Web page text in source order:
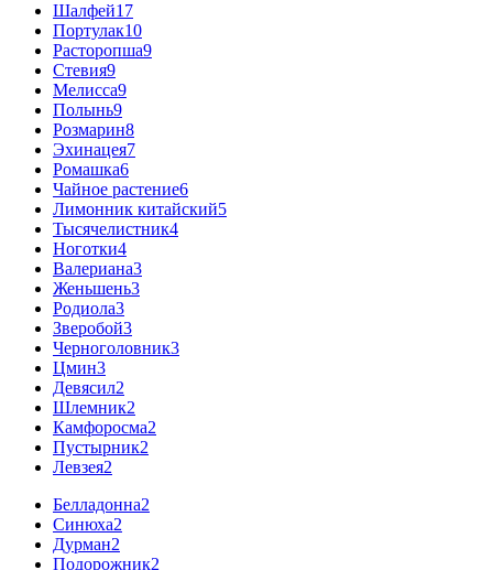
Шалфей17
Портулак10
Расторопша9
Стевия9
Мелисса9
Полынь9
Розмарин8
Эхинацея7
Ромашка6
Чайное растение6
Лимонник китайский5
Тысячелистник4
Ноготки4
Валериана3
Женьшень3
Родиола3
Зверобой3
Черноголовник3
Цмин3
Девясил2
Шлемник2
Камфоросма2
Пустырник2
Левзея2
Белладонна2
Синюха2
Дурман2
Подорожник2